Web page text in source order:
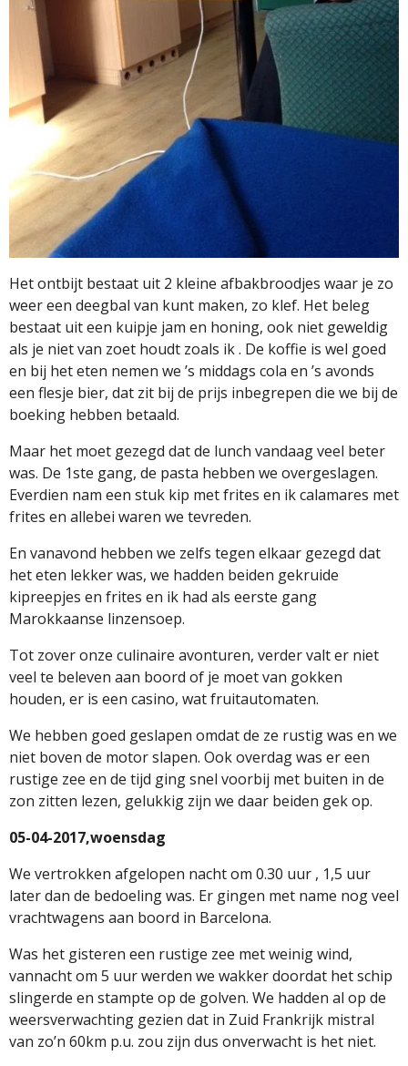
Het ontbijt bestaat uit 2 kleine afbakbroodjes waar je zo
weer een deegbal van kunt maken, zo klef. Het beleg
bestaat uit een kuipje jam en honing, ook niet geweldig
als je niet van zoet houdt zoals ik . De koffie is wel goed
en bij het eten nemen we ’s middags cola en ’s avonds
een flesje bier, dat zit bij de prijs inbegrepen die we bij de
boeking hebben betaald.
Maar het moet gezegd dat de lunch vandaag veel beter
was. De 1ste gang, de pasta hebben we overgeslagen.
Everdien nam een stuk kip met frites en ik calamares met
frites en allebei waren we tevreden.
En vanavond hebben we zelfs tegen elkaar gezegd dat
het eten lekker was, we hadden beiden gekruide
kipreepjes en frites en ik had als eerste gang
Marokkaanse linzensoep.
Tot zover onze culinaire avonturen, verder valt er niet
veel te beleven aan boord of je moet van gokken
houden, er is een casino, wat fruitautomaten.
We hebben goed geslapen omdat de ze rustig was en we
niet boven de motor slapen. Ook overdag was er een
rustige zee en de tijd ging snel voorbij met buiten in de
zon zitten lezen, gelukkig zijn we daar beiden gek op.
05-04-2017,woensdag
We vertrokken afgelopen nacht om 0.30 uur , 1,5 uur
later dan de bedoeling was. Er gingen met name nog veel
vrachtwagens aan boord in Barcelona.
Was het gisteren een rustige zee met weinig wind,
vannacht om 5 uur werden we wakker doordat het schip
slingerde en stampte op de golven. We hadden al op de
weersverwachting gezien dat in Zuid Frankrijk mistral
van zo’n 60km p.u. zou zijn dus onverwacht is het niet.